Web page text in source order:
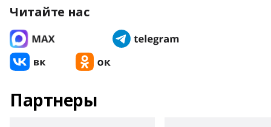
Читайте нас
Партнеры